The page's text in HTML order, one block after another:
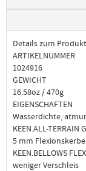
Details zum Produkt
ARTIKELNUMMER
1024916
GEWICHT
16.58oz / 470g
EIGENSCHAFTEN
Wasserdichte,
KEEN.ALL-
5 mm
KEEN.BELLOWS
weniger Verschleis